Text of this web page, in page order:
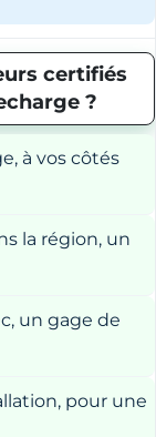
certifiés
?
à vos côtés
la région, un
un gage de
pour une